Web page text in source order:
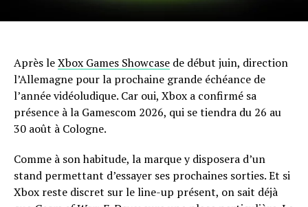
Après leXbox Games Showcase de début juin, direction
l’Allemagne pour la prochaine grande échéance de
l’année vidéoludique. Car oui, Xbox a confirmé sa
présence à la Gamescom 2026, qui se tiendra du 26 au
30 août à Cologne.
Comme à son habitude, la marque y disposera d’un
stand permettant d’essayer ses prochaines sorties. Et si
Xbox reste discret sur le line-up présent, on sait déjà